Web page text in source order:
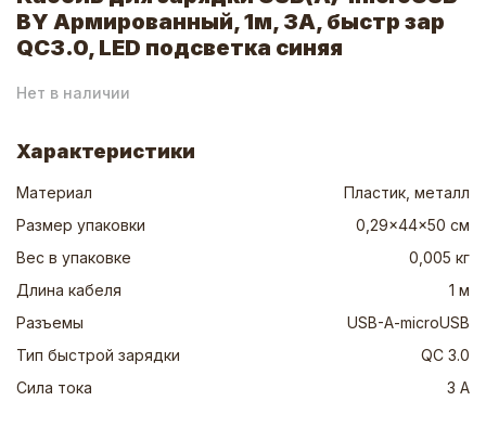
BY Армированный, 1м, 3А, быстр зар
QC3.0, LED подсветка синяя
Нет в наличии
Характеристики
Материал
Пластик, металл
Размер упаковки
0,29x44x50 см
Вес в упаковке
0,005 кг
Длина кабеля
1 м
Разъемы
USB-A-microUSB
Тип быстрой зарядки
QC 3.0
Сила тока
3 А